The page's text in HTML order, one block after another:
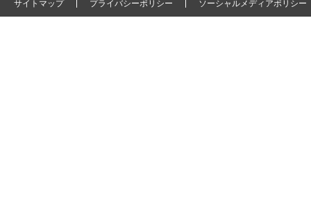
サイトマップ プライバシーポリシー ソーシャルメディアポリシー